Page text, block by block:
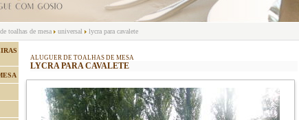
toalhas de mesa universal lycra para cavalete
ALUGUER DE TOALHAS DE MESA
LYCRA PARA CAVALETE